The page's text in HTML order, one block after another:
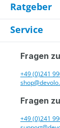
Ratgeber
Service
Fragen
+49 (0)241
Fragen
+49 (0)241